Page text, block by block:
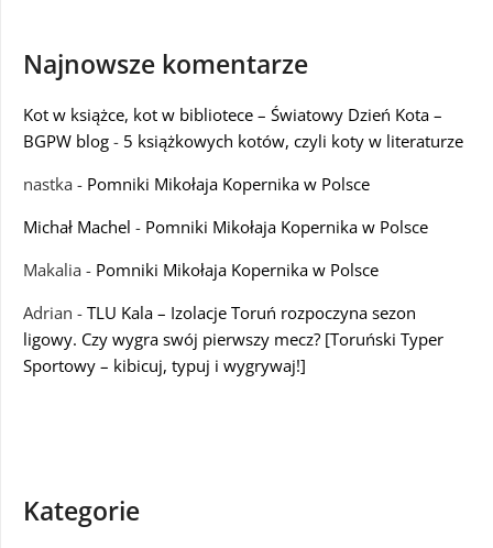
Najnowsze komentarze
Kot w książce, kot w bibliotece – Światowy Dzień Kota –
BGPW blog - 5 książkowych kotów, czyli koty w literaturze
nastka - Pomniki Mikołaja Kopernika w Polsce
Michał Machel - Pomniki Mikołaja Kopernika w Polsce
Makalia - Pomniki Mikołaja Kopernika w Polsce
Adrian - TLU Kala – Izolacje Toruń rozpoczyna sezon
ligowy. Czy wygra swój pierwszy mecz? [Toruński Typer
Sportowy – kibicuj, typuj i wygrywaj!]
Kategorie